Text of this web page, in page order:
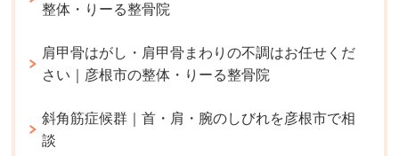
整体・りーる整骨院
肩甲骨はがし・肩甲骨まわりの不調はお任せくだ
さい｜彦根市の整体・りーる整骨院
斜角筋症候群｜首・肩・腕のしびれを彦根市で相
談